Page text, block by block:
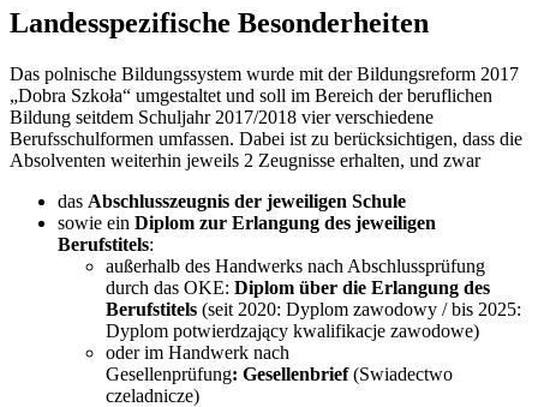
Landesspezifische Besonderheiten
Das polnische Bildungssystem wurde mit der Bildungsreform 2017
„Dobra Szkoła“ umgestaltet und soll im Bereich der beruflichen
Bildung seitdem Schuljahr 2017/2018 vier verschiedene
Berufsschulformen umfassen. Dabei ist zu berücksichtigen, dass die
Absolventen weiterhin jeweils 2 Zeugnisse erhalten, und zwar
das Abschlusszeugnis der jeweiligen Schule
sowie ein Diplom zur Erlangung des jeweiligen
Berufstitels:
außerhalb des Handwerks nach Abschlussprüfung
durch das OKE: Diplom über die Erlangung des
Berufstitels (seit 2020: Dyplom zawodowy / bis 2025:
Dyplom potwierdzający kwalifikacje zawodowe)
oder im Handwerk nach
Gesellenprüfung: Gesellenbrief(Swiadectwo
czeladnicze)